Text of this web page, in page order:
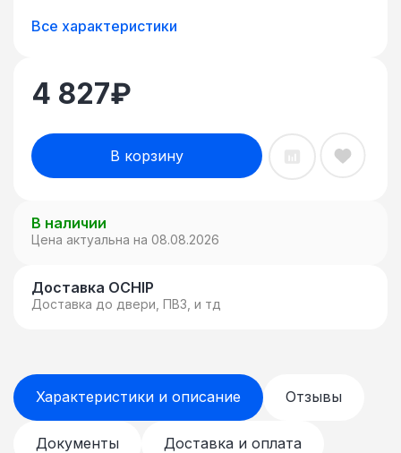
Все характеристики
4 827₽
В корзину
В наличии
Цена актуальна на 08.08.2026
Доставка OCHIP
Доставка до двери, ПВЗ, и тд
Характеристики и описание Отзывы
Документы Доставка и оплата